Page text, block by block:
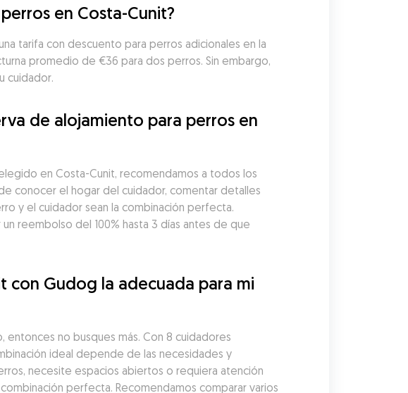
en Costa-Cunit?
tarifa con descuento para perros adicionales en la
promedio de €36 para dos perros. Sin embargo,
cuidador.
de alojamiento para perros en
en Costa-Cunit, recomendamos a todos los
conocer el hogar del cuidador, comentar detalles
y el cuidador sean la combinación perfecta.
reembolso del 100% hasta 3 días antes de que
con Gudog la adecuada para mi
no busques más. Con 8 cuidadores
ideal depende de las necesidades y
necesite espacios abiertos o requiera atención
perfecta. Recomendamos comparar varios